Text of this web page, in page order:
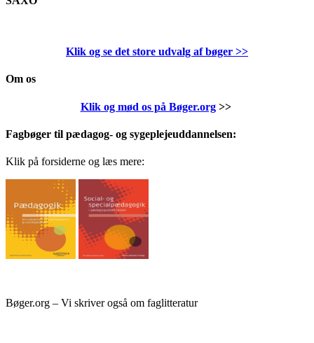
Klik og se det store udvalg af bøger >>
Om os
Klik og mød os på Bøger.org>>
Fagbøger til pædagog- og sygeplejeuddannelsen:
Klik på forsiderne og læs mere:
Bøger.org – Vi skriver også om faglitteratur